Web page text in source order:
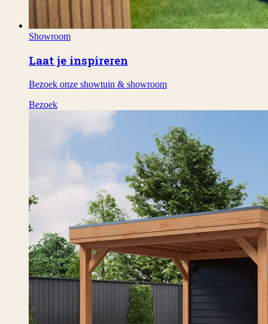
Showroom
Laat je inspireren
Bezoek onze showtuin & showroom
Bezoek